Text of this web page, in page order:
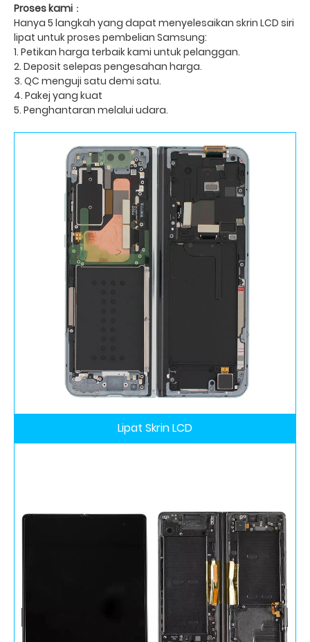
Proses kami ：
Hanya 5 langkah yang dapat menyelesaikan skrin LCD siri
lipat untuk proses pembelian Samsung:
1. Petikan harga terbaik kami untuk pelanggan.
2. Deposit selepas pengesahan harga.
3. QC menguji satu demi satu.
4. Pakej yang kuat
5. Penghantaran melalui udara.
Lipat Skrin LCD